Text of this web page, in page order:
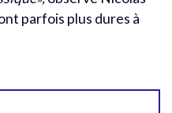
parfois plus dures à